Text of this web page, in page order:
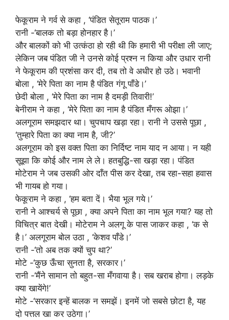
फेकूराम ने गर्व से कहा , ‘पंडित सेतूराम पाठक।’
रानी -‘बालक तो बड़ा होनहार है।’
और बालकों को भी उत्कंठा हो रही थी कि हमारी भी परीक्षा ली जाए;
लेकिन जब पंडित जी ने उनसे कोई प्रश्न न किया और उधार रानी
ने फेकूराम की प्रशंसा कर दी, तब तो वे अधीर हो उठे। भवानी
बोला , ‘मेरे पिता का नाम है पंडित गंगू पाँडे।’
छेदी बोला , ‘मेरे पिता का नाम है दमड़ी तिवारी!’
बेनीराम ने कहा , ‘मेरे पिता का नाम है पंडित मँगरू ओझा।’
अलगूराम समझदार था। चुपचाप खड़ा रहा। रानी ने उससे पूछा ,
‘तुम्हारे पिता का क्या नाम है, जी?’
अलगूराम को इस वक्त पिता का निर्दिष्ट नाम याद न आया। न यही
सूझा कि कोई और नाम ले ले। हतबुद्धि-सा खड़ा रहा। पंडित
मोटेराम ने जब उसकी ओर दाँत पीस कर देखा, तब रहा-सहा हवास
भी गायब हो गया।
फेकूराम ने कहा , ‘हम बता दें। भैया भूल गये।’
रानी ने आश्चर्य से पूछा , क्या अपने पिता का नाम भूल गया? यह तो
विचित्र बात देखी। मोटेराम ने अलगू के पास जाकर कहा , ‘क से
है।’ अलगूराम बोल उठा , ‘केशव पाँडे।’
रानी -‘तो अब तक क्यों चुप था?’
मोटे -‘कुछ ऊँचा सुनता है, सरकार।’
रानी -‘मैंने सामान तो बहुत-सा मँगवाया है। सब खराब होगा। लड़के
क्या खायेंगे!’
मोटे -‘सरकार इन्हें बालक न समझें। इनमें जो सबसे छोटा है, यह
दो पत्तल खा कर उठेगा।’